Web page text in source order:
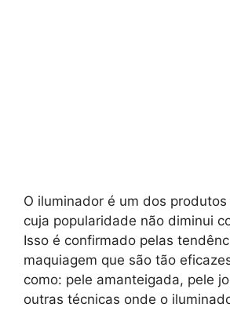
O iluminador é um dos
cuja popularidade não diminui
Isso é confirmado pelas
maquiagem que são tão
como: pele amanteigada, pele
outras técnicas onde o